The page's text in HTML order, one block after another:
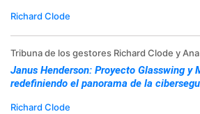
Richard Clode
Tribuna de los gestores Richard Clode y
Janus Henderson: Proyecto Glasswing y
redefiniendo el panorama de la
Richard Clode